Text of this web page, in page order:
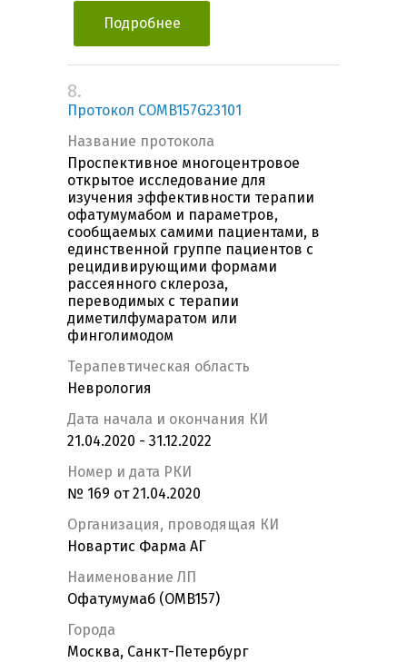
Подробнее
8.
Протокол COMB157G23101
Название протокола
Проспективное многоцентровое
открытое исследование для
изучения эффективности терапии
офатумумабом и параметров,
сообщаемых самими пациентами, в
единственной группе пациентов с
рецидивирующими формами
рассеянного склероза,
переводимых с терапии
диметилфумаратом или
финголимодом
Терапевтическая область
Неврология
Дата начала и окончания КИ
21.04.2020 - 31.12.2022
Номер и дата РКИ
№ 169 от 21.04.2020
Организация, проводящая КИ
Новартис Фарма АГ
Наименование ЛП
Офатумумаб (OMB157)
Города
Москва, Санкт-Петербург